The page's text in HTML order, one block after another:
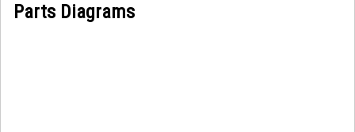
Parts Diagrams